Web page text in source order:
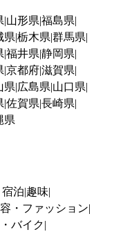
山形県 福島県
県 栃木県 群馬県
福井県 静岡県
京都府滋賀県
県 広島県 山口県
佐賀県 長崎県
県
泊 趣味
・ファッション
バイク